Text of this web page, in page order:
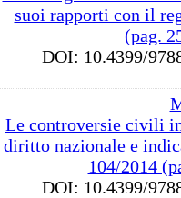
suoi rapporti con il
(pag.
DOI: 10.4399/
Le controversie civili
diritto nazionale e
104/2014
DOI: 10.4399/